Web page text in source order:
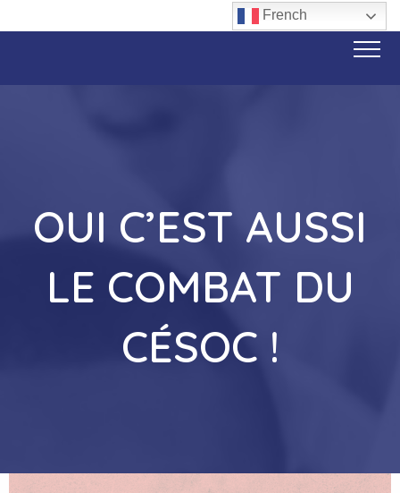
French
OUI C’EST AUSSI
LE COMBAT DU
CÉSOC !